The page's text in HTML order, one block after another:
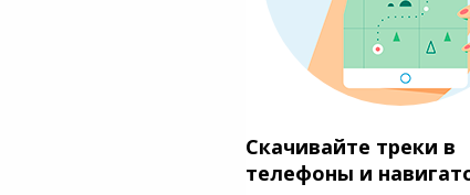
Скачивайте треки в
телефоны и